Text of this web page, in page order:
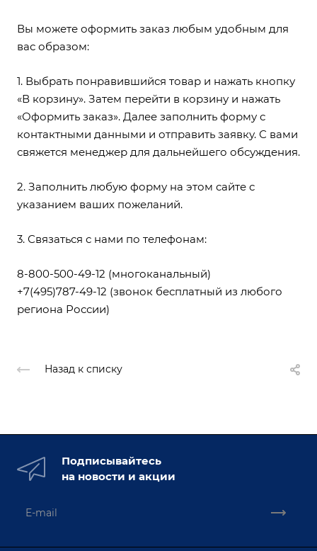
Вы можете оформить заказ любым удобным для
вас образом:
1. Выбрать понравившийся товар и нажать кнопку
«В корзину». Затем перейти в корзину и нажать
«Оформить заказ». Далее заполнить форму с
контактными данными и отправить заявку. С вами
свяжется менеджер для дальнейшего обсуждения.
2. Заполнить любую форму на этом сайте с
указанием ваших пожеланий.
3. Связаться с нами по телефонам:
8-800-500-49-12 (многоканальный)
+7(495)787-49-12 (звонок бесплатный из любого
региона России)
Назад к списку
Подписывайтесь
на новости и акции